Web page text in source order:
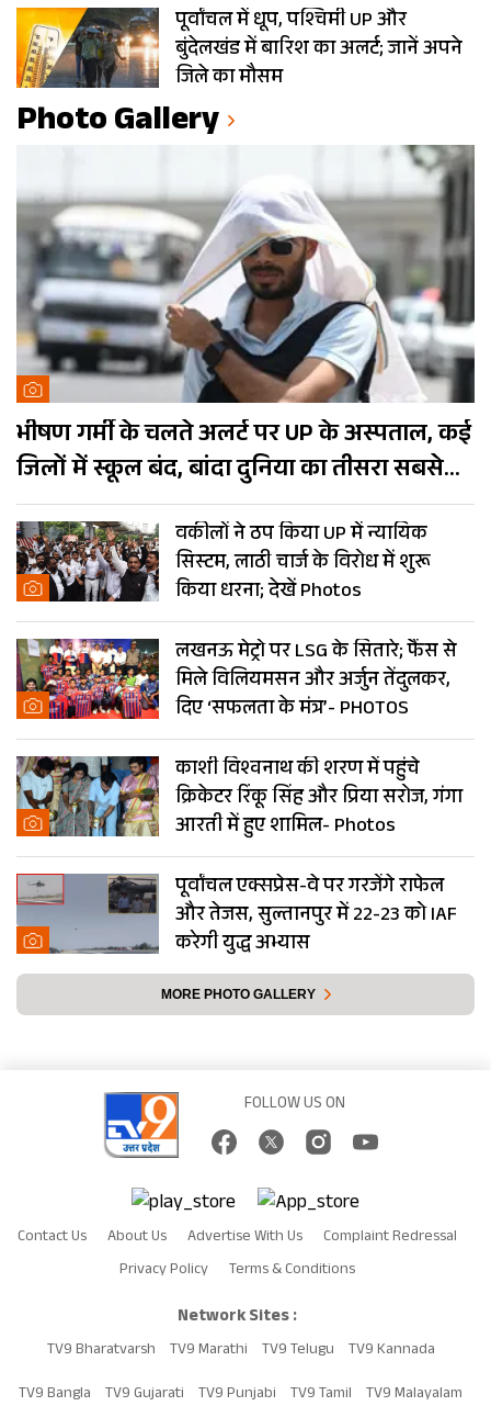
पूर्वांचल में धूप, पश्चिमी UP और
बुंदेलखंड में बारिश का अलर्ट; जानें अपने
जिले का मौसम
Photo Gallery
भीषण गर्मी के चलते अलर्ट पर UP के अस्पताल, कई
जिलों में स्कूल बंद, बांदा दुनिया का तीसरा सबसे
गर्म शहर
वकीलों ने ठप किया UP में न्यायिक
सिस्टम, लाठी चार्ज के विरोध में शुरू
किया धरना; देखें Photos
लखनऊ मेट्रो पर LSG के सितारे; फैंस से
मिले विलियमसन और अर्जुन तेंदुलकर,
दिए ‘सफलता के मंत्र’- PHOTOS
काशी विश्वनाथ की शरण में पहुंचे
क्रिकेटर रिंकू सिंह और प्रिया सरोज, गंगा
आरती में हुए शामिल- Photos
पूर्वांचल एक्सप्रेस-वे पर गरजेंगे राफेल
और तेजस, सुल्तानपुर में 22-23 को IAF
करेगी युद्ध अभ्यास
MORE PHOTO GALLERY
FOLLOW US ON
Contact Us About Us Advertise With Us
Complaint Redressal
Privacy Policy
Terms & Conditions
Network Sites :
TV9 Bharatvarsh TV9 Marathi TV9 Telugu TV9 Kannada
TV9 Bangla TV9 Gujarati TV9 Punjabi TV9 Tamil TV9 Malayalam